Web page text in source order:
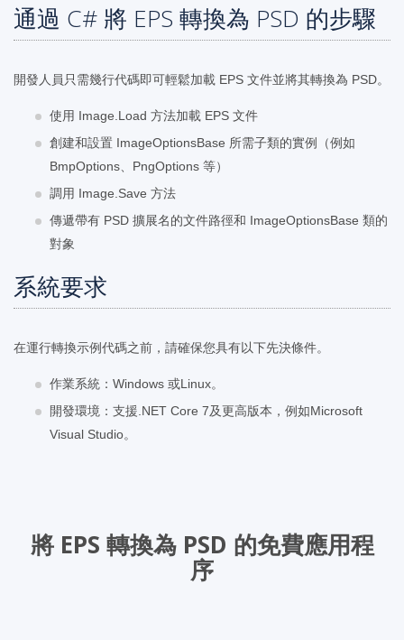
通過 C# 將 EPS 轉換為 PSD 的步驟
開發人員只需幾行代碼即可輕鬆加載 EPS 文件並將其轉換為 PSD。
使用 Image.Load 方法加載 EPS 文件
創建和設置 ImageOptionsBase 所需子類的實例（例如
BmpOptions、PngOptions 等）
調用 Image.Save 方法
傳遞帶有 PSD 擴展名的文件路徑和 ImageOptionsBase 類的
對象
系統要求
在運行轉換示例代碼之前，請確保您具有以下先決條件。
作業系統：Windows 或Linux。
開發環境：支援.NET Core 7及更高版本，例如Microsoft
Visual Studio。
將 EPS 轉換為 PSD 的免費應用程
序